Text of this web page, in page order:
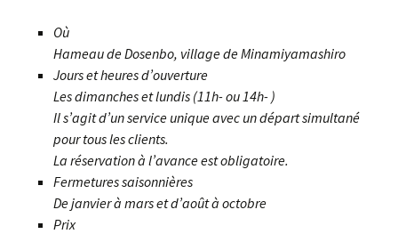
Où
Hameau de Dosenbo, village de Minamiyamashiro
Jours et heures d’ouverture
Les dimanches et lundis (11h- ou 14h- )
Il s’agit d’un service unique avec un départ simultané
pour tous les clients.
La réservation à l’avance est obligatoire.
Fermetures saisonnières
De janvier à mars et d’août à octobre
Prix